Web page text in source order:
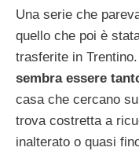
Una serie che
quello che poi è
trasferite in
sembra essere
casa che cercano
trova costretta a
inalterato o quasi